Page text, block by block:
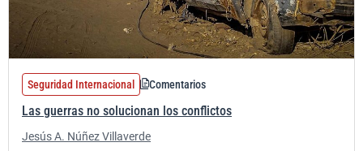
Seguridad Internacional Comentarios
Las guerras no solucionan los conflictos
Jesús A. Núñez Villaverde